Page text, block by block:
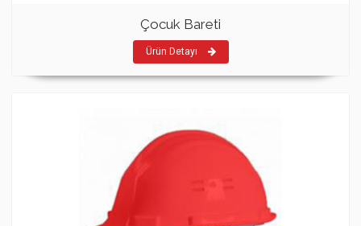
Çocuk Bareti
Ürün Detayı